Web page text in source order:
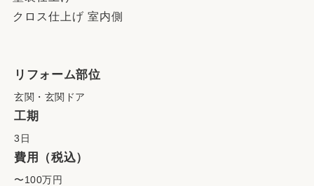
クロス仕上げ 室内側
リフォーム部位
玄関・玄関ドア
工期
3日
費用（税込）
〜100万円